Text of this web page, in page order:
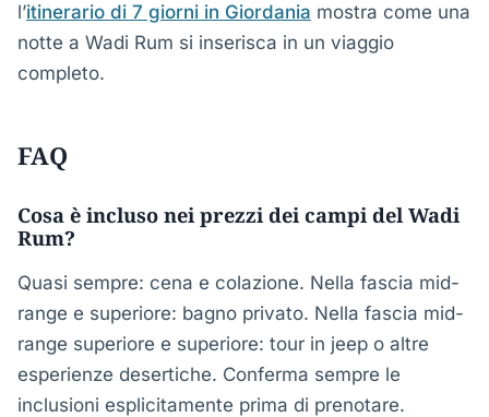
l’itinerario di 7 giorni in Giordania mostra come una
notte a Wadi Rum si inserisca in un viaggio
completo.
FAQ
Cosa è incluso nei prezzi dei campi del Wadi
Rum?
Quasi sempre: cena e colazione. Nella fascia mid-
range e superiore: bagno privato. Nella fascia mid-
range superiore e superiore: tour in jeep o altre
esperienze desertiche. Conferma sempre le
inclusioni esplicitamente prima di prenotare.